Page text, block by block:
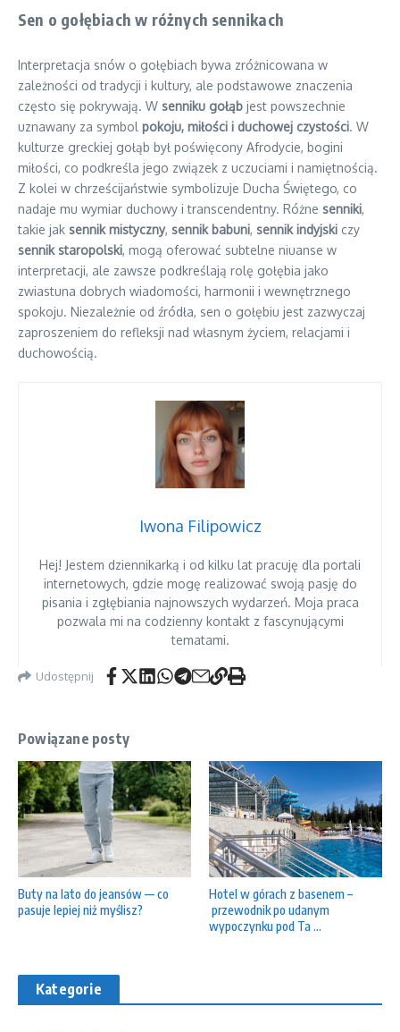
Sen o gołębiach w różnych sennikach
Interpretacja snów o gołębiach bywa zróżnicowana w
zależności od tradycji i kultury, ale podstawowe znaczenia
często się pokrywają. W senniku gołąb jest powszechnie
uznawany za symbol pokoju, miłości i duchowej czystości. W
kulturze greckiej gołąb był poświęcony Afrodycie, bogini
miłości, co podkreśla jego związek z uczuciami i namiętnością.
Z kolei w chrześcijaństwie symbolizuje Ducha Świętego, co
nadaje mu wymiar duchowy i transcendentny. Różne senniki,
takie jak sennik mistyczny, sennik babuni, sennik indyjski czy
sennik staropolski, mogą oferować subtelne niuanse w
interpretacji, ale zawsze podkreślają rolę gołębia jako
zwiastuna dobrych wiadomości, harmonii i wewnętrznego
spokoju. Niezależnie od źródła, sen o gołębiu jest zazwyczaj
zaproszeniem do refleksji nad własnym życiem, relacjami i
duchowością.
Iwona Filipowicz
Hej! Jestem dziennikarką i od kilku lat pracuję dla portali
internetowych, gdzie mogę realizować swoją pasję do
pisania i zgłębiania najnowszych wydarzeń. Moja praca
pozwala mi na codzienny kontakt z fascynującymi
tematami.
Udostępnij
Powiązane posty
Buty na lato do jeansów — co
pasuje lepiej niż myślisz?
Hotel w górach z basenem –
przewodnik po udanym
wypoczynku pod Ta ...
Kategorie